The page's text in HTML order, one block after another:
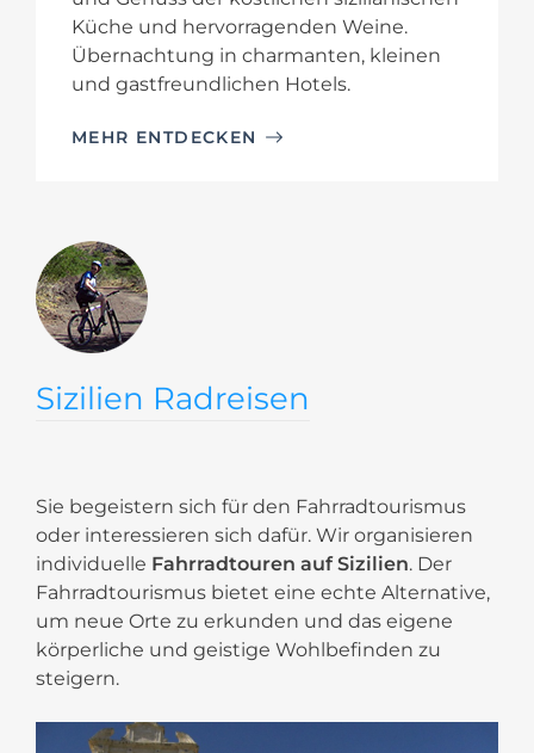
Küche und hervorragenden Weine.
Übernachtung in charmanten, kleinen
und gastfreundlichen Hotels.
MEHR ENTDECKEN
Sizilien Radreisen
Sie begeistern sich für den Fahrradtourismus
oder interessieren sich dafür. Wir organisieren
individuelle Fahrradtouren auf Sizilien. Der
Fahrradtourismus bietet eine echte Alternative,
um neue Orte zu erkunden und das eigene
körperliche und geistige Wohlbefinden zu
steigern.